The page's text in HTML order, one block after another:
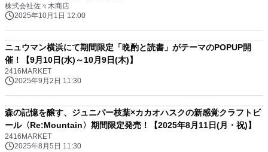
株式会社佐々木商店
2025年10月1日 12:00
ニュウマン横浜にて期間限定「晩酌と読書」がテーマのPOPUP開
催！【9月10日(水)～10月9日(木)】
2416MARKET
2025年9月2日 11:30
森の記憶を醸す、ジュニパー枝葉×カカオハスクの新感覚クラフトビ
ール〈Re:Mountain〉期間限定発売！【2025年8月11日(月・祝)】
2416MARKET
2025年8月5日 11:30